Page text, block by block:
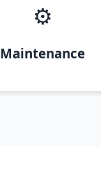
⚙️
Maintenance